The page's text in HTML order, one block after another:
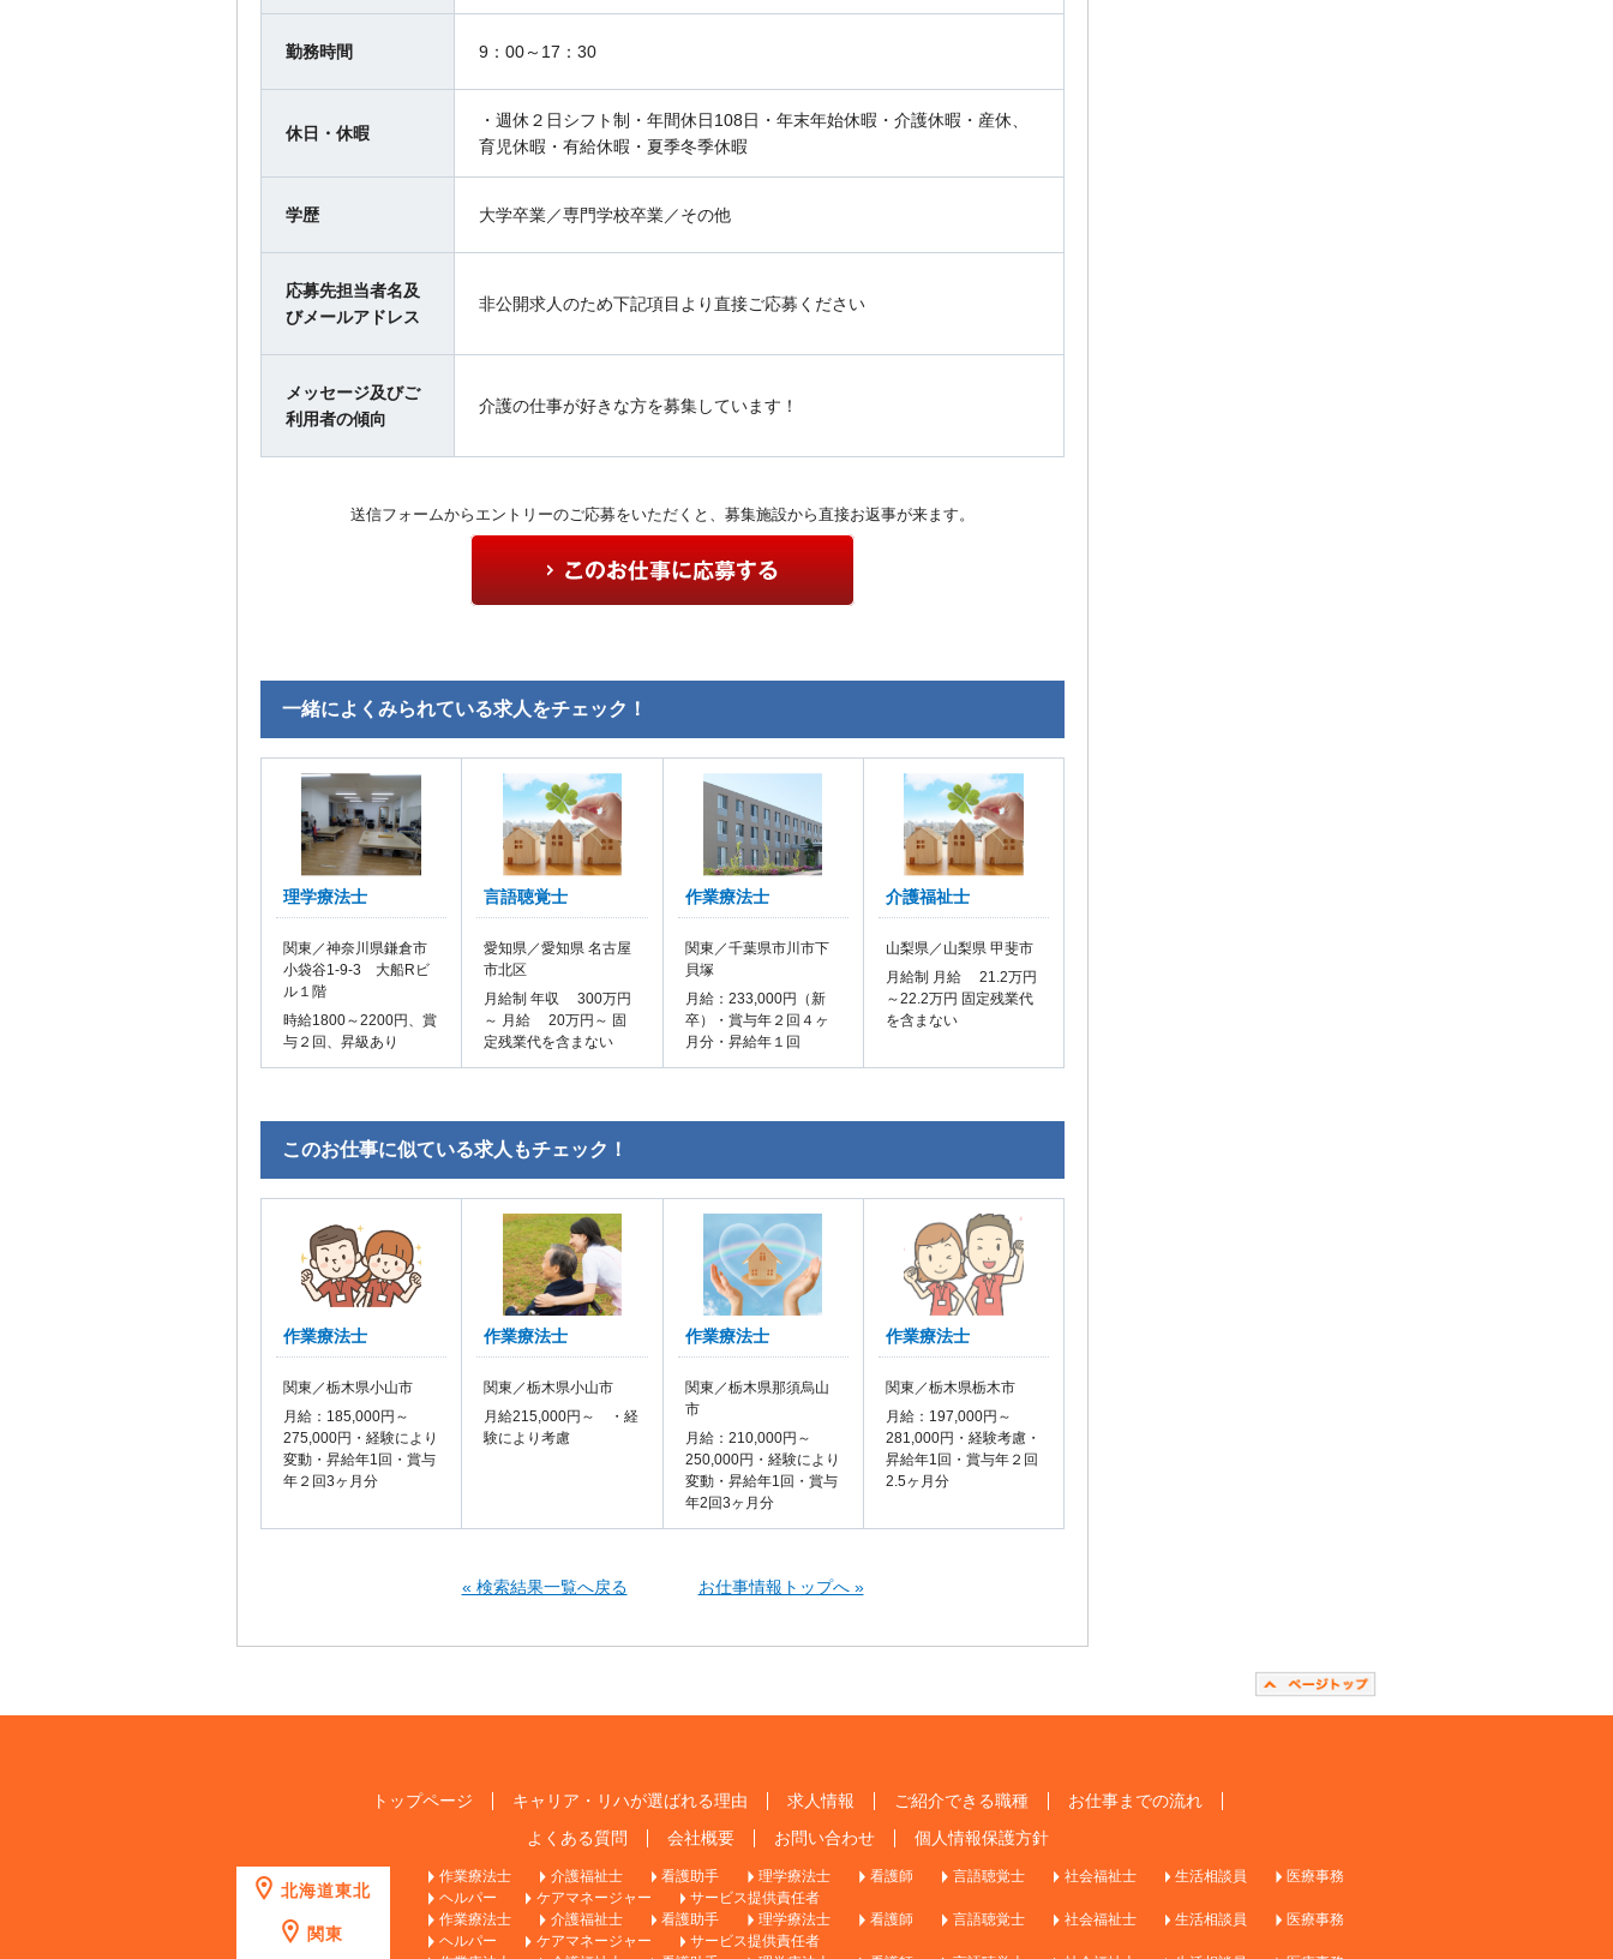
勤務時間 9：00～17：30
休日・休暇
・週休２日シフト制・年間休日108日・年末年始休暇・介護休暇・産休、
育児休暇・有給休暇・夏季冬季休暇
学歴 大学卒業／専門学校卒業／その他
応募先担当者名及
びメールアドレス
非公開求人のため下記項目より直接ご応募ください
メッセージ及びご
利用者の傾向
介護の仕事が好きな方を募集しています！
送信フォームからエントリーのご応募をいただくと、募集施設から直接お返事が来ます。
一緒によくみられている求人をチェック！
理学療法士
関東／神奈川県鎌倉市
小袋谷1-9-3 大船Rビ
ル１階
時給1800～2200円、賞
与２回、昇級あり
言語聴覚士
愛知県／愛知県 名古屋
市北区
月給制 年収 300万円
～ 月給 20万円～ 固
定残業代を含まない
作業療法士
関東／千葉県市川市下
貝塚
月給：233,000円（新
卒）・賞与年２回４ヶ
月分・昇給年１回
介護福祉士
山梨県／山梨県 甲斐市
月給制 月給 21.2万円
～22.2万円 固定残業代
を含まない
このお仕事に似ている求人もチェック！
作業療法士
関東／栃木県小山市
月給：185,000円～
275,000円・経験により
変動・昇給年1回・賞与
年２回3ヶ月分
作業療法士
関東／栃木県小山市
月給215,000円～ ・経
験により考慮
作業療法士
関東／栃木県那須烏山
市
月給：210,000円～
250,000円・経験により
変動・昇給年1回・賞与
年2回3ヶ月分
作業療法士
関東／栃木県栃木市
月給：197,000円～
281,000円・経験考慮・
昇給年1回・賞与年２回
2.5ヶ月分
« 検索結果一覧へ戻る お仕事情報トップへ »
トップページ キャリア・リハが選ばれる理由 求人情報 ご紹介できる職種
お仕事までの流れ
よくある質問
会社概要 お問い合わせ 個人情報保護方針
北海道東北
作業療法士 介護福祉士 看護助手 理学療法士 看護師 言語聴覚士 社会福祉士 生活相談員
医療事務
ヘルパー
ケアマネージャー サービス提供責任者
関東
作業療法士 介護福祉士 看護助手 理学療法士 看護師 言語聴覚士 社会福祉士 生活相談員
医療事務
ヘルパー
ケアマネージャー
サービス提供責任者